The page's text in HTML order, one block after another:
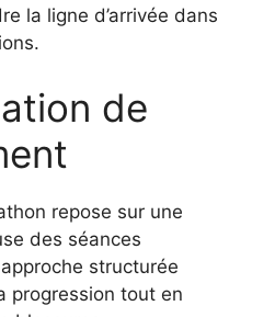
la ligne d’arrivée dans
de
repose sur une
des séances
structurée
progression tout en